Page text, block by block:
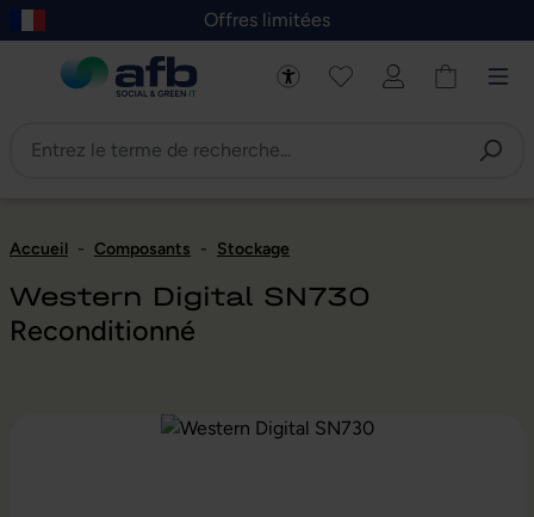
au contenu principal
Skip to B2B platform navigation
Offres limitées
Accueil - Composants - Stockage
Western Digital SN730
Reconditionné
Ignorer la galerie d'images